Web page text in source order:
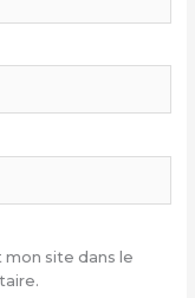
site dans le